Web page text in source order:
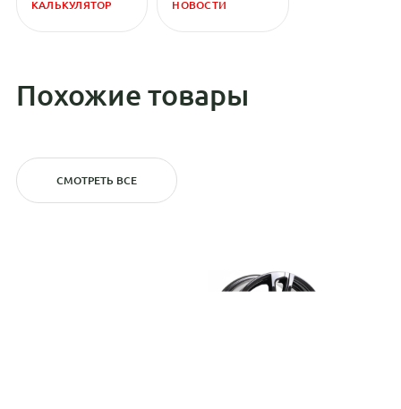
КАЛЬКУЛЯТОР НОВОСТИ
Похожие товары
СМОТРЕТЬ ВСЕ